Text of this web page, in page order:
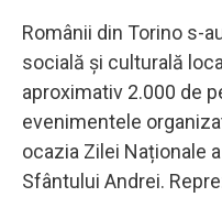
Românii din Torino s-
socială și culturală
aproximativ 2.000 de
evenimentele
ocazia Zilei Naționale
Sfântului Andrei.